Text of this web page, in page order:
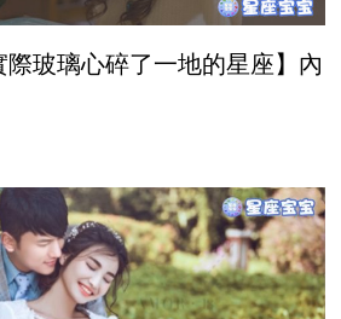
際玻璃心碎了一地的星座】內